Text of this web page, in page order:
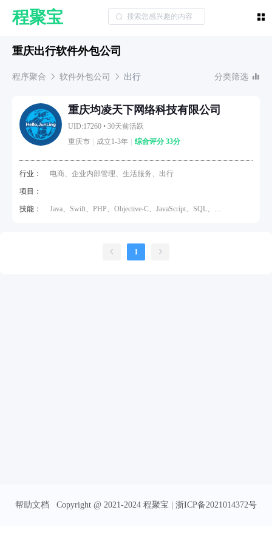
程聚宝
重庆出行软件外包公司
程序聚合 软件外包公司 出行 分类筛选
重庆均凌天下网络科技有限公司
UID:17260 • 30天前活跃
重庆市
成立1-3年 综合评分 33分
行业： 电商、企业内部管理、生活服务、出行
项目：
技能：
Java、Swift、PHP、Objective-C、JavaScript、SQL、
1
帮助文档 Copyright @ 2021-2024 程聚宝 | 浙ICP备2021014372号